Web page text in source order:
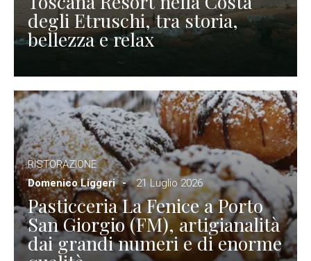
degli Etruschi, tra storia,
bellezza e relax
RISTORAZIONE
Domenico Liggeri
21 Luglio 2026
Pasticceria La Fenice a Porto
San Giorgio (FM), artigianalità
dai grandi numeri e di enorme